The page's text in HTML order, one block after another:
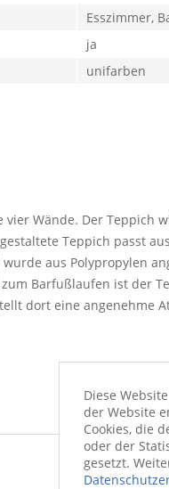
vier Wände. Der
Teppich passt
aus Polypropylen
Barfußlaufen ist der
dort eine angenehme
Esszimmer,
ja
unifarben
Diese
der Website
Cookies, die
oder der
gesetzt.